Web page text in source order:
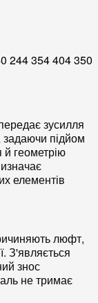
244354404350
зусилля
задаючи підйом
геометрію
елементів
люфт,
З'являється
знос
не тримає